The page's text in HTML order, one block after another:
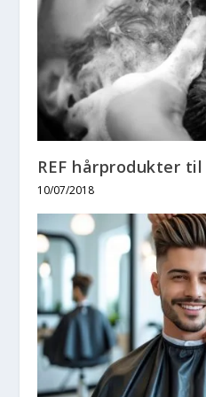
REF hårprodukter
10/07/2018